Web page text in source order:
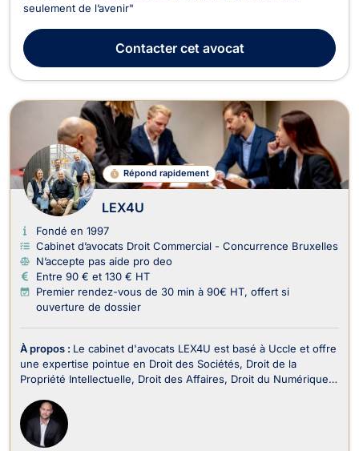
seulement de l’avenir"
Contactercet avocat
Répond rapidement
LEX4U
Fondé en 1997
Cabinet d’avocats Droit Commercial - Concurrence Bruxelles
N’accepte pas aide pro deo
Entre 90 € et 130 € HT
Premier rendez-vous de 30 min à 90€ HT, offert si
ouverture de dossier
À propos : Le cabinet d'avocats LEX4U est basé à Uccle et offre
une expertise pointue en Droit des Sociétés, Droit de la
Propriété Intellectuelle, Droit des Affaires, Droit du Numérique
Recouvrement de créance. LEX4U s'engage à fournir des
conseils juridiques fiables et profes...